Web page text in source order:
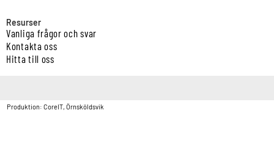
Resurser
Vanliga frågor och svar
Kontakta oss
Hitta till oss
Produktion: CoreIT, Örnsköldsvik